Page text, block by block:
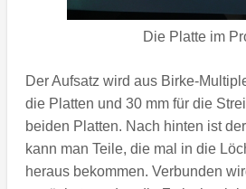
Die Platte im
Der Aufsatz wird aus Birke-
die Platten und 30 mm für die
beiden Platten. Nach hinten ist
kann man Teile, die mal in die
heraus bekommen. Verbunden